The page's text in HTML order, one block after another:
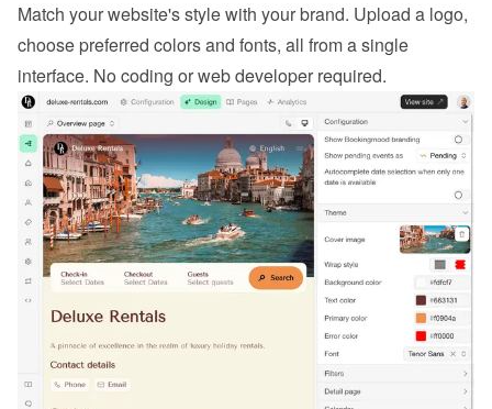
Match your website's style with your brand. Upload a logo,
choose preferred colors and fonts, all from a single
interface. No coding or web developer required.